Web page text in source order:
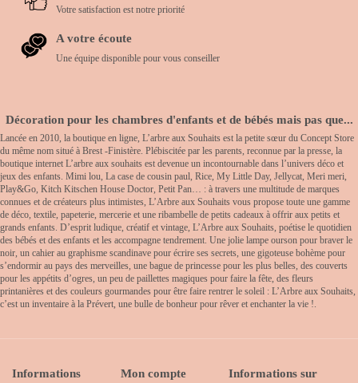
Votre satisfaction est notre priorité
A votre écoute
Une équipe disponible pour vous conseiller
Décoration pour les chambres d'enfants et de bébés mais pas que...
Lancée en 2010, la boutique en ligne, L’arbre aux Souhaits est la petite sœur du Concept Store
du même nom situé à Brest -Finistère. Plébiscitée par les parents, reconnue par la presse, la
boutique internet L’arbre aux souhaits est devenue un incontournable dans l’univers déco et
jeux des enfants. Mimi lou, La case de cousin paul, Rice, My Little Day, Jellycat, Meri meri,
Play&Go, Kitch Kitschen House Doctor, Petit Pan… : à travers une multitude de marques
connues et de créateurs plus intimistes, L’Arbre aux Souhaits vous propose toute une gamme
de déco, textile, papeterie, mercerie et une ribambelle de petits cadeaux à offrir aux petits et
grands enfants. D’esprit ludique, créatif et vintage, L’Arbre aux Souhaits, poétise le quotidien
des bébés et des enfants et les accompagne tendrement. Une jolie lampe ourson pour braver le
noir, un cahier au graphisme scandinave pour écrire ses secrets, une gigoteuse bohème pour
s’endormir au pays des merveilles, une bague de princesse pour les plus belles, des couverts
pour les appétits d’ogres, un peu de paillettes magiques pour faire la fête, des fleurs
printanières et des couleurs gourmandes pour être faire rentrer le soleil : L’Arbre aux Souhaits,
c’est un inventaire à la Prévert, une bulle de bonheur pour rêver et enchanter la vie !.
Informations Mon compte
Informations sur